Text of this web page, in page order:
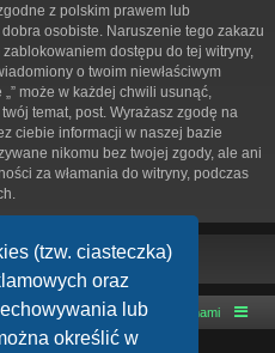
(tzw. ciasteczka)
oraz
lub
określić w
z polskim prawem lub
osobiste. Naruszenie tego zakazu
dostępu do tej witryny,
o twoim niewłaściwym
może w każdej chwili usunąć,
temat, post. Wyrażasz zgodę na
ciebie informacji w naszej bazie
nikomu bez twojej zgody, ale ani
za włamania do witryny, podczas
Kontakt z nami